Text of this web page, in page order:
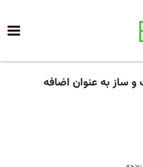
به عنوان اضافه